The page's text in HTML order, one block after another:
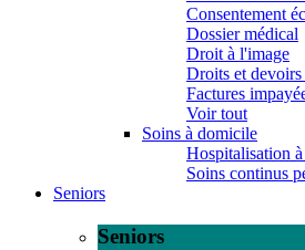
Consentement
Dossier médical
Droit à l'image
Droits et devoirs
Factures
Voir tout
Soins à domicile
Hospitalisation
Soins continus
Seniors
Seniors